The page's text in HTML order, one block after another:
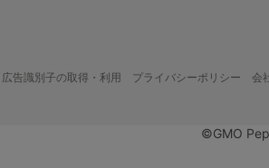
広告識別子の取得・利用 プライバシーポリシー 会
©GMO